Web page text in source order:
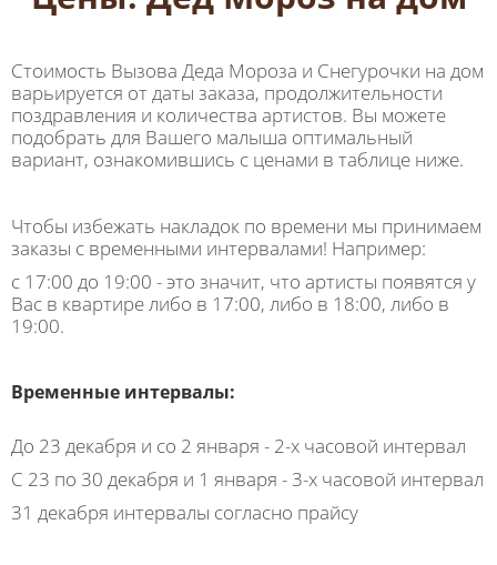
Стоимость Вызова Деда Мороза и Снегурочки на дом
варьируется от даты заказа, продолжительности
поздравления и количества артистов. Вы можете
подобрать для Вашего малыша оптимальный
вариант, ознакомившись с ценами в таблице ниже.
Чтобы избежать накладок по времени мы принимаем
заказы с временными интервалами! Например:
с 17:00 до 19:00 - это значит, что артисты появятся у
Вас в квартире либо в 17:00, либо в 18:00, либо в
19:00.
Временные интервалы:
До 23 декабря и со 2 января - 2-х часовой интервал
С 23 по 30 декабря и 1 января - 3-х часовой интервал
31 декабря интервалы согласно прайсу